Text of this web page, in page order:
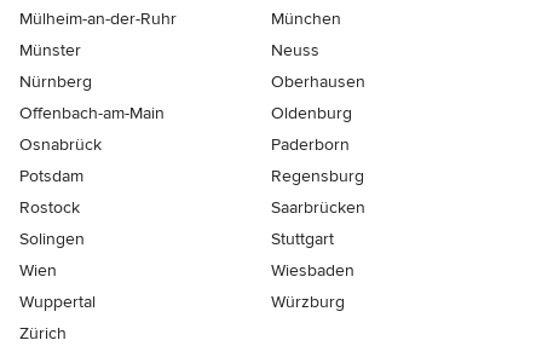
Mülheim-an-der-Ruhr
München
Münster
Neuss
Nürnberg
Oberhausen
Offenbach-am-Main
Oldenburg
Osnabrück
Paderborn
Potsdam
Regensburg
Rostock
Saarbrücken
Solingen
Stuttgart
Wien
Wiesbaden
Wuppertal
Würzburg
Zürich